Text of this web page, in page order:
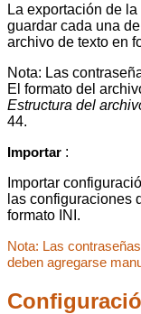
La exportación de
guardar cada una
archivo de texto en
Nota: Las
El formato del
Estructura del
44.
Importar :
Importar
las configuraciones
formato INI.
Nota: Las
deben agregarse